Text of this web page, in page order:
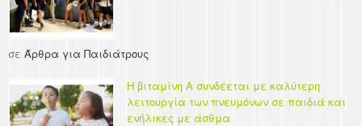
σε Άρθρα για Παιδιάτρους
Η βιταμίνη Α συνδέεται με καλύτερη
λειτουργία των πνευμόνων σε παιδιά και
ενήλικες με άσθμα